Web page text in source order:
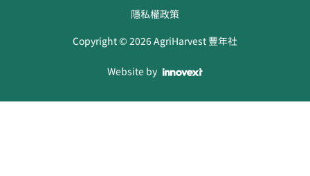
隱私權政策
Copyright ©2026AgriHarvest 豐年社
Website by